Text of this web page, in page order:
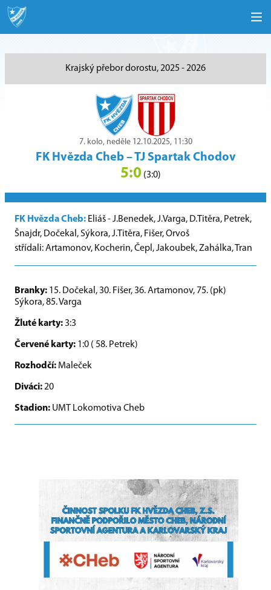
Krajský přebor dorostu, 2025 - 2026
7. kolo, neděle 12.10.2025, 11:30
FK Hvězda Cheb–TJ Spartak Chodov
5:0 (3:0)
FK Hvězda Cheb: Eliáš - J.Benedek, J.Varga, D.Titěra, Petrek,
Šnajdr, Dočekal, Sýkora, J.Titěra, Fišer, Orvoš
střídali: Artamonov, Kocherin, Čepl, Jakoubek, Zahálka, Tran
Branky: 15. Dočekal, 30. Fišer, 36. Artamonov, 75. (pk)
Sýkora, 85. Varga
Žluté karty:3:3
Červené karty: 1:0 ( 58. Petrek)
Rozhodčí: Maleček
Diváci:20
Stadion: UMT Lokomotiva Cheb